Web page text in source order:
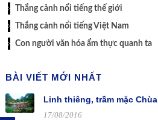
Thắng cảnh nổi tiếng thế giới
Thắng cảnh nổi tiếng Việt Nam
Con người văn hóa ẩm thực quanh ta
BÀI VIẾT MỚI NHẤT
Linh thiêng, trầm mặc
17/08/2016